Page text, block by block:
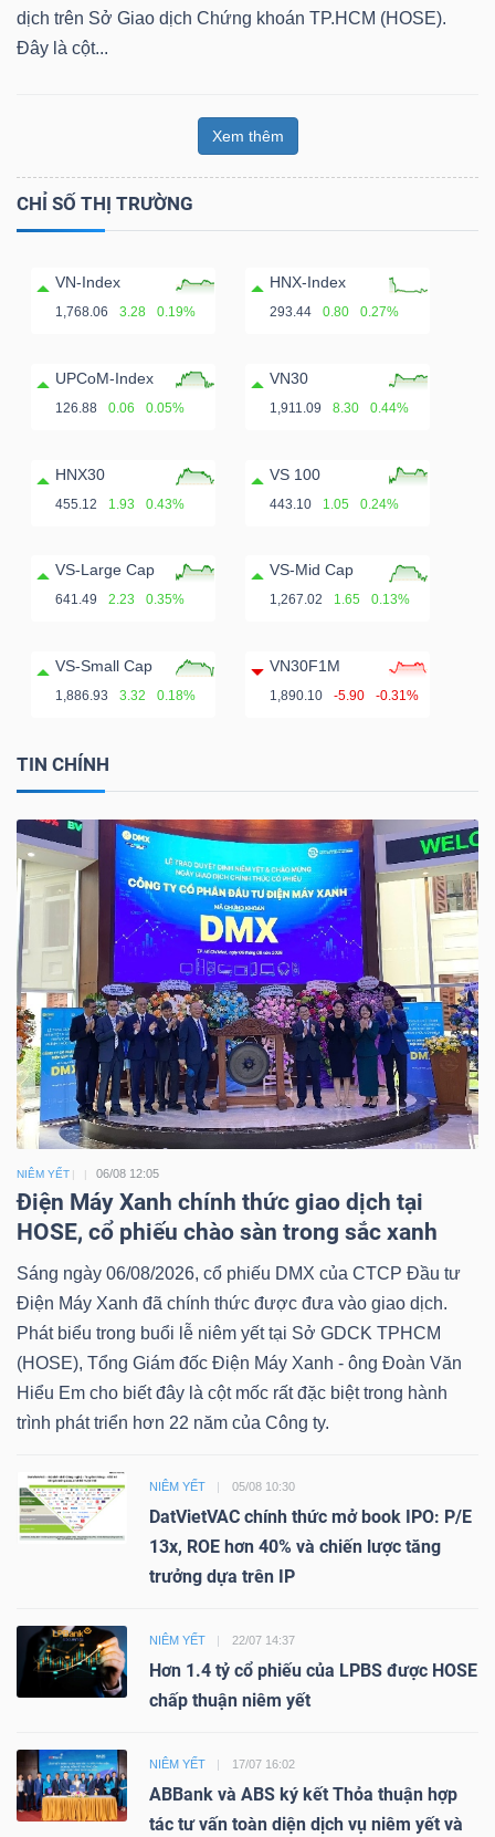
dịch trên Sở Giao dịch Chứng khoán TP.HCM (HOSE).
Đây là cột...
Xem thêm
CHỈ SỐ THỊ TRƯỜNG
VN-Index
1,768.06 3.28 0.19%
HNX-Index
293.44 0.80 0.27%
UPCoM-Index
126.88 0.06 0.05%
VN30
1,911.09 8.30 0.44%
HNX30
455.12 1.93 0.43%
VS 100
443.10 1.05 0.24%
VS-Large Cap
641.49 2.23 0.35%
VS-Mid Cap
1,267.02 1.65 0.13%
VS-Small Cap
1,886.93 3.32 0.18%
VN30F1M
1,890.10 -5.90 -0.31%
TIN CHÍNH
NIÊM YẾT 06/08 12:05
Điện Máy Xanh chính thức giao dịch tại
HOSE, cổ phiếu chào sàn trong sắc xanh
Sáng ngày 06/08/2026, cổ phiếu DMX của CTCP Đầu tư
Điện Máy Xanh đã chính thức được đưa vào giao dịch.
Phát biểu trong buổi lễ niêm yết tại Sở GDCK TPHCM
(HOSE), Tổng Giám đốc Điện Máy Xanh - ông Đoàn Văn
Hiểu Em cho biết đây là cột mốc rất đặc biệt trong hành
trình phát triển hơn 22 năm của Công ty.
NIÊM YẾT 05/08 10:30
DatVietVAC chính thức mở book IPO: P/E
13x, ROE hơn 40% và chiến lược tăng
trưởng dựa trên IP
NIÊM YẾT 22/07 14:37
Hơn 1.4 tỷ cổ phiếu của LPBS được HOSE
chấp thuận niêm yết
NIÊM YẾT 17/07 16:02
ABBank và ABS ký kết Thỏa thuận hợp
tác tư vấn toàn diện dịch vụ niêm yết và